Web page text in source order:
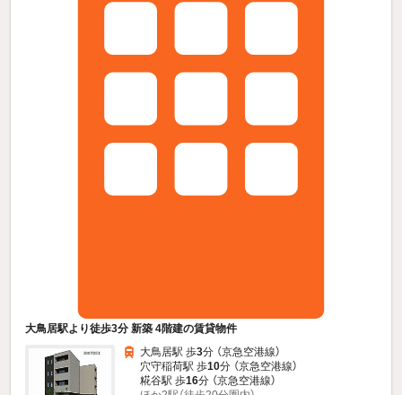
大鳥居駅より徒歩3分 新築 4階建の賃貸物件
大鳥居駅 歩3分 （京急空港線）
穴守稲荷駅 歩10分 （京急空港線）
糀谷駅 歩16分 （京急空港線）